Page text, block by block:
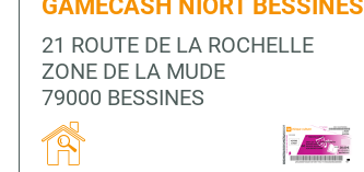
GAMECASH NIORT BESSINES
21 ROUTE DE LA ROCHELLE
ZONE DE LA MUDE
79000 BESSINES